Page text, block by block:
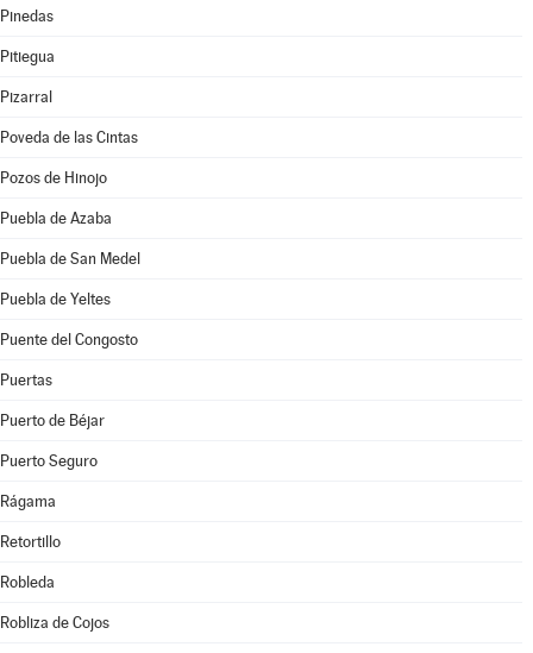
Pinedas
Pitiegua
Pizarral
Poveda de las Cintas
Pozos de Hinojo
Puebla de Azaba
Puebla de San Medel
Puebla de Yeltes
Puente del Congosto
Puertas
Puerto de Béjar
Puerto Seguro
Rágama
Retortillo
Robleda
Robliza de Cojos